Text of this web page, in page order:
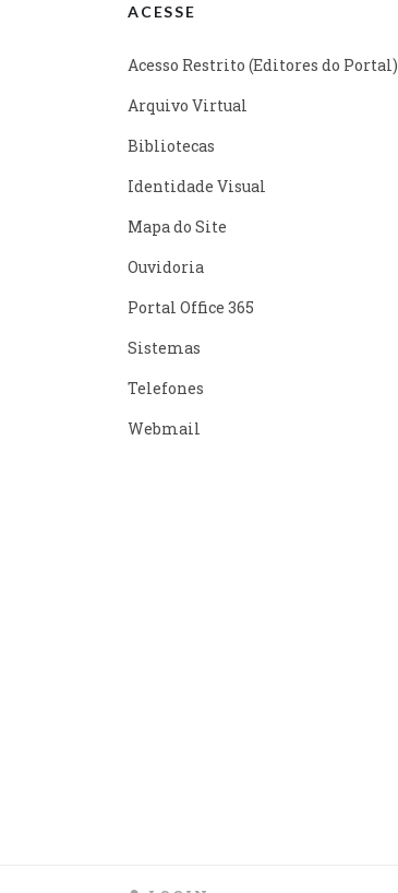
ACESSE
Acesso Restrito (Editores do Portal)
Arquivo Virtual
Bibliotecas
Identidade Visual
Mapa do Site
Ouvidoria
Portal Office 365
Sistemas
Telefones
Webmail